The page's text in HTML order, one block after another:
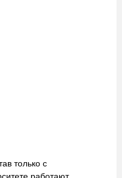
только с